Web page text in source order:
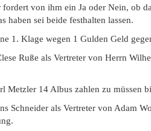
von ihm ein Ja oder Nein, ob
haben sei beide festhalten lassen.
1. Klage wegen 1 Gulden Geld
Ruße als Vertreter von Herrn
Metzler 14 Albus zahlen zu müssen
Schneider als Vertreter von Adam